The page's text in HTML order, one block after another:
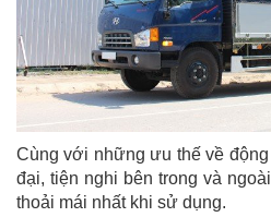
Cùng với những ưu thế về
đại, tiện nghi bên trong và
thoải mái nhất khi sử dụng.